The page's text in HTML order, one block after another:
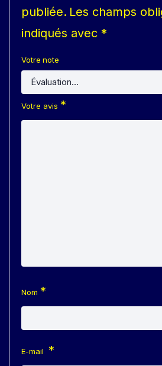
publiée. Les champs
indiqués avec *
Votre note
Votre avis *
Nom *
E-mail *